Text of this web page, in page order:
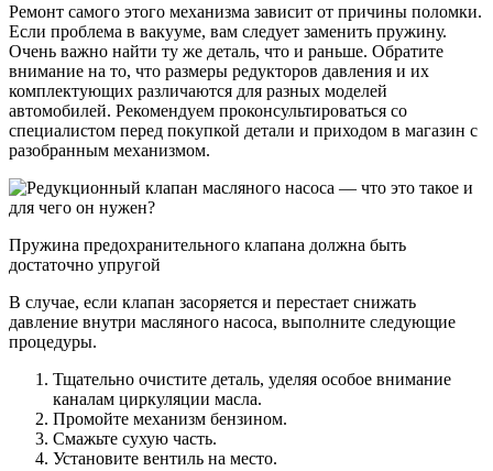
Ремонт самого этого механизма зависит от причины поломки.
Если проблема в вакууме, вам следует заменить пружину.
Очень важно найти ту же деталь, что и раньше. Обратите
внимание на то, что размеры редукторов давления и их
комплектующих различаются для разных моделей
автомобилей. Рекомендуем проконсультироваться со
специалистом перед покупкой детали и приходом в магазин с
разобранным механизмом.
Пружина предохранительного клапана должна быть
достаточно упругой
В случае, если клапан засоряется и перестает снижать
давление внутри масляного насоса, выполните следующие
процедуры.
Тщательно очистите деталь, уделяя особое внимание
каналам циркуляции масла.
Промойте механизм бензином.
Смажьте сухую часть.
Установите вентиль на место.